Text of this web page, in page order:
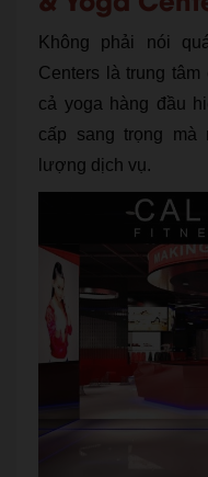
Không phải nói
Centers là trung
cả yoga hàng đầu
cấp sang trọng
lượng dịch vụ.